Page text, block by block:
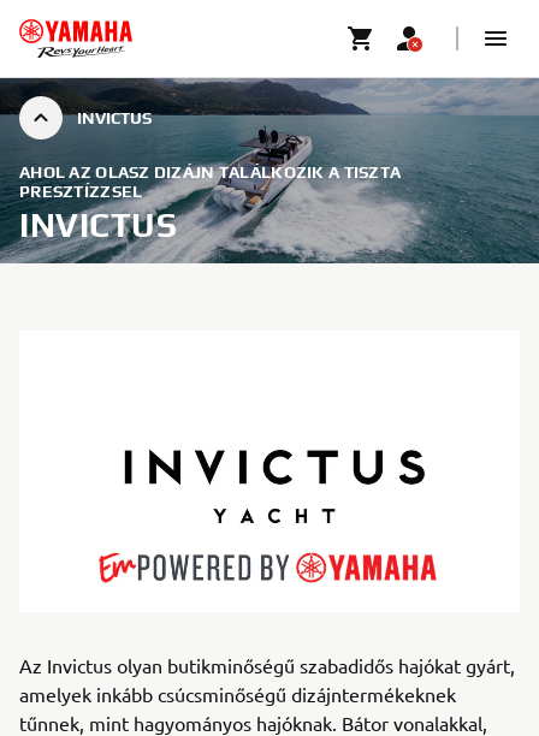
INVICTUS
AHOL AZ OLASZ DIZÁJN TALÁLKOZIK A TISZTA
PRESZTÍZZSEL
INVICTUS
Az Invictus olyan butikminőségű szabadidős hajókat gyárt,
amelyek inkább csúcsminőségű dizájntermékeknek
tűnnek, mint hagyományos hajóknak. Bátor vonalakkal,